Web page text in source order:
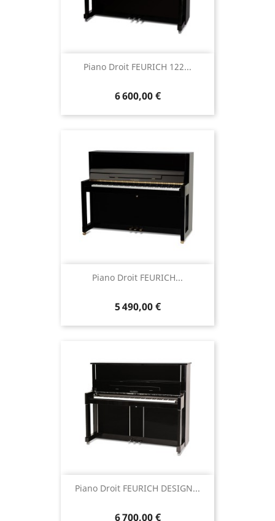
Piano Droit FEURICH 122...
6 600,00 €
Piano Droit FEURICH...
5 490,00 €
Piano Droit FEURICH DESIGN...
6 700,00 €